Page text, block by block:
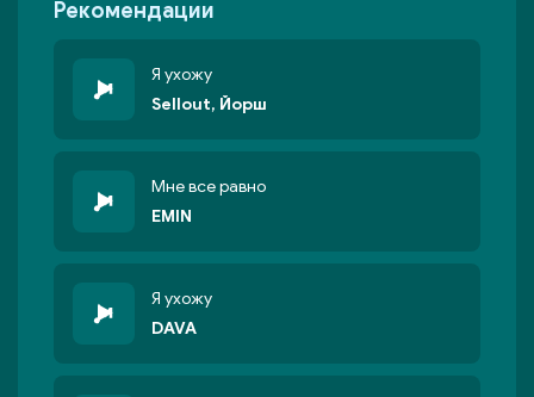
Рекомендации
Я ухожу
Sellout, Йорш
Мне все равно
EMIN
Я ухожу
DAVA